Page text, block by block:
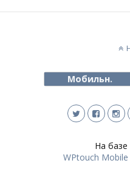
Мобильн.
На базе
WPtouch